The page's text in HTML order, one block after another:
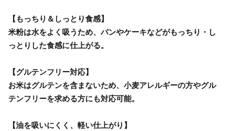
【もっちり＆しっとり食感】
米粉は水をよく吸うため、パンやケーキなどがもっちり・し
っとりした食感に仕上がる。
【グルテンフリー対応】
お米はグルテンを含まないため、小麦アレルギーの方やグル
テンフリーを求める方にも対応可能。
【油を吸いにくく、軽い仕上がり】